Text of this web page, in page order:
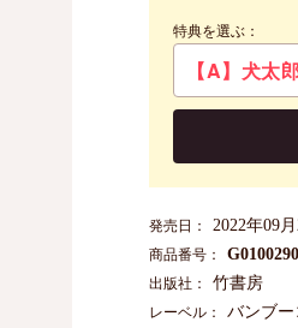
特典を選ぶ：
発売日： 2022年09月
商品番号：
出版社： 竹書房
レーベル： バンブ